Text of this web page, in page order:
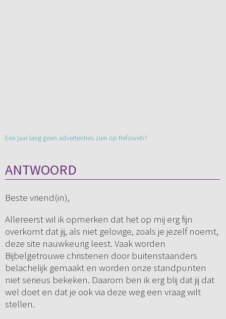
Een jaar lang geen advertenties zien op Refoweb?
ANTWOORD
Beste vriend(in),
Allereerst wil ik opmerken dat het op mij erg fijn
overkomt dat jij, als niet gelovige, zoals je jezelf noemt,
deze site nauwkeurig leest. Vaak worden
Bijbelgetrouwe christenen door buitenstaanders
belachelijk gemaakt en worden onze standpunten
niet serieus bekeken. Daarom ben ik erg blij dat jij dat
wel doet en dat je ook via deze weg een vraag wilt
stellen.